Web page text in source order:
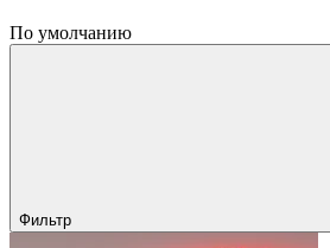
По умолчанию
Фильтр